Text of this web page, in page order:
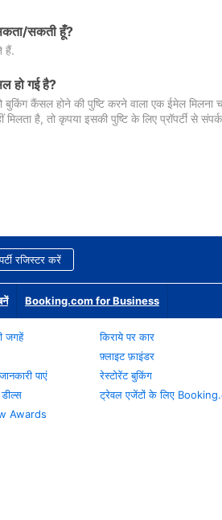
सकती हूँ?
हैं.
हो गई है?
कैंसल होने की पुष्टि करने वाला एक ईमेल
है, तो कृपया इसकी पुष्टि के लिए प्रॉपर्टी से
रजिस्टर करें
Booking.com for Business
जगहें
पाएं
Awards
किराये पर कार
फ़्लाइट फ़ाइंडर
रेस्टोरेंट बुकिंग
ट्रेवल एजेंटों के लिए